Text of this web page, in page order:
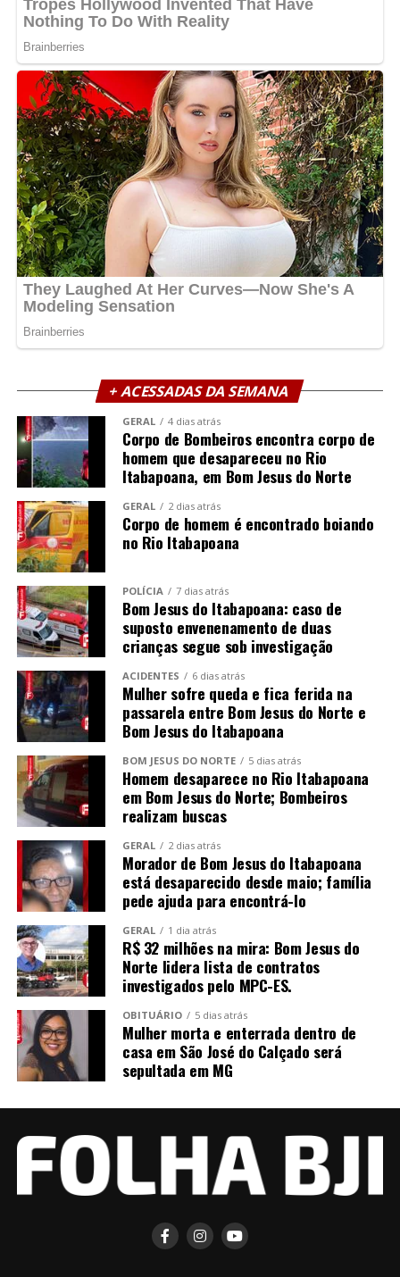
+ ACESSADAS DA SEMANA
GERAL 4 dias atrás
Corpo de Bombeiros encontra corpo de
homem que desapareceu no Rio
Itabapoana, em Bom Jesus do Norte
GERAL 2 dias atrás
Corpo de homem é encontrado boiando
no Rio Itabapoana
POLÍCIA 7 dias atrás
Bom Jesus do Itabapoana: caso de
suposto envenenamento de duas
crianças segue sob investigação
ACIDENTES 6 dias atrás
Mulher sofre queda e fica ferida na
passarela entre Bom Jesus do Norte e
Bom Jesus do Itabapoana
BOM JESUS DO NORTE 5 dias atrás
Homem desaparece no Rio Itabapoana
em Bom Jesus do Norte; Bombeiros
realizam buscas
GERAL 2 dias atrás
Morador de Bom Jesus do Itabapoana
está desaparecido desde maio; família
pede ajuda para encontrá-lo
GERAL 1 dia atrás
R$ 32 milhões na mira: Bom Jesus do
Norte lidera lista de contratos
investigados pelo MPC-ES.
OBITUÁRIO 5 dias atrás
Mulher morta e enterrada dentro de
casa em São José do Calçado será
sepultada em MG